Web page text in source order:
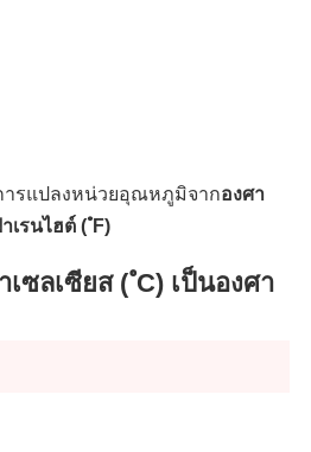
ารแปลงหน่วยอุณหภูมิจากองศา
เรนไฮต์ ( ํF)
ซลเซียส ( ํC) เป็นองศา